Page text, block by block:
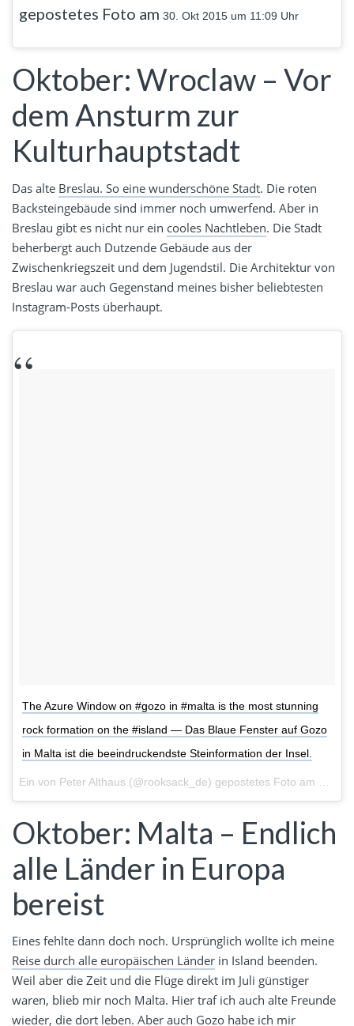
gepostetes Foto am 30. Okt 2015 um 11:09 Uhr
Oktober: Wroclaw – Vor
dem Ansturm zur
Kulturhauptstadt
Das alte Breslau. So eine wunderschöne Stadt. Die roten
Backsteingebäude sind immer noch umwerfend. Aber in
Breslau gibt es nicht nur ein cooles Nachtleben. Die Stadt
beherbergt auch Dutzende Gebäude aus der
Zwischenkriegszeit und dem Jugendstil. Die Architektur von
Breslau war auch Gegenstand meines bisher beliebtesten
Instagram-Posts überhaupt.
The Azure Window on #gozo in #malta is the most stunning
rock formation on the #island — Das Blaue Fenster auf Gozo
in Malta ist die beeindruckendste Steinformation der Insel.
Oktober: Malta – Endlich
alle Länder in Europa
bereist
Eines fehlte dann doch noch. Ursprünglich wollte ich meine
Reise durch alle europäischen Länder in Island beenden.
Weil aber die Zeit und die Flüge direkt im Juli günstiger
waren, blieb mir noch Malta. Hier traf ich auch alte Freunde
wieder, die dort leben. Aber auch Gozo habe ich mir